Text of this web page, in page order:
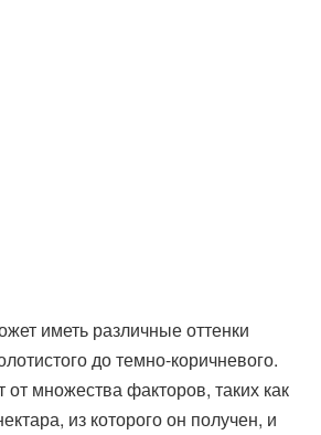
иметь различные оттенки
до темно-коричневого.
от множества факторов, таких как
из которого он получен, и